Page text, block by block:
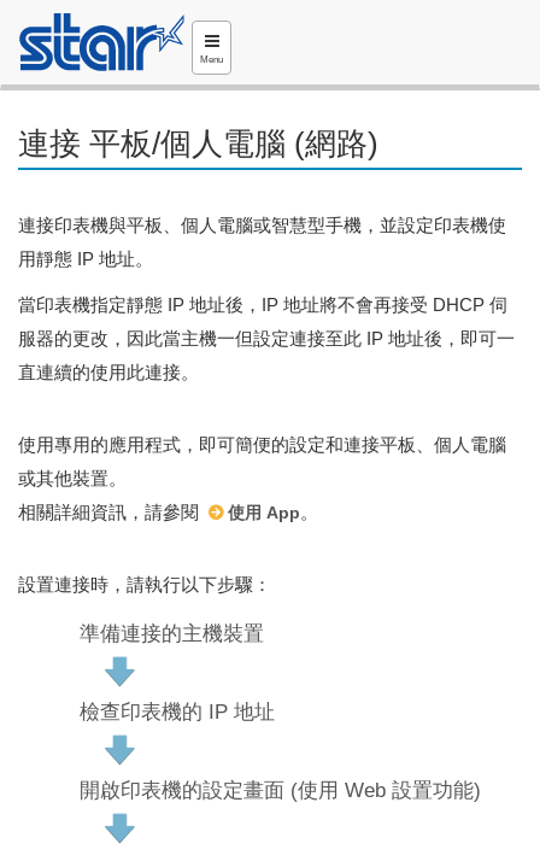
Menu
連接 平板/個人電腦 (網路)
連接印表機與平板、個人電腦或智慧型手機，並設定印表機使
用靜態 IP 地址。
當印表機指定靜態 IP 地址後，IP 地址將不會再接受 DHCP 伺
服器的更改，因此當主機一但設定連接至此 IP 地址後，即可一
直連續的使用此連接。
使用專用的應用程式，即可簡便的設定和連接平板、個人電腦
或其他裝置。
相關詳細資訊，請參閱
使用 App。
設置連接時，請執行以下步驟：
準備連接的主機裝置
檢查印表機的 IP 地址
開啟印表機的設定畫面 (使用 Web 設置功能)